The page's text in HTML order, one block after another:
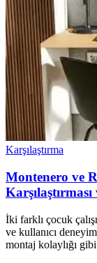
Karşılaştırma
Montenero ve
İki farklı çocuk
ve kullanıcı
montaj kolaylığı